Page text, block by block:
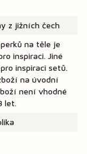
z jižních čech
na těle je
inspiraci. Jiné
inspiraci setů.
na úvodní
není vhodné
let.